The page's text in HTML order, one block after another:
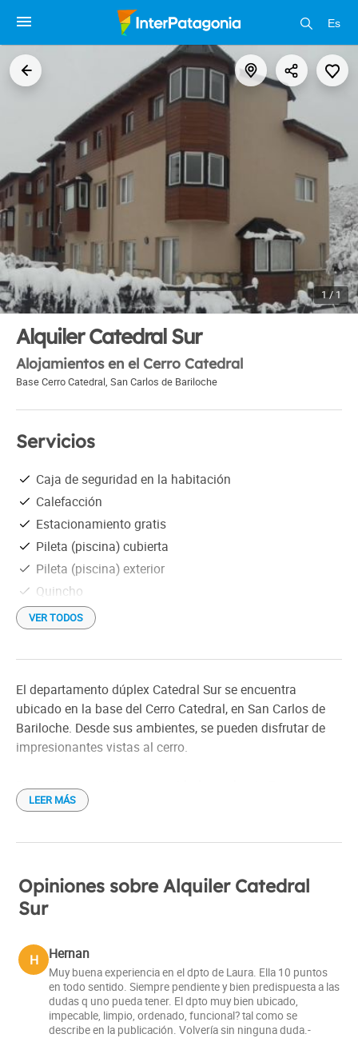
Es
1 / 1
Alquiler Catedral Sur
Alojamientos en el Cerro Catedral
Base Cerro Catedral, San Carlos de Bariloche
Servicios
Caja de seguridad en la habitación
Calefacción
Estacionamiento gratis
Pileta (piscina) cubierta
Pileta (piscina) exterior
Quincho
Recreación
TV satelital
Wi-Fi gratis
Distancia al aeropuerto: 35 Km
Check in: 14:00 h
Check out: 10:00 h
VER TODOS
El departamento dúplex Catedral Sur se encuentra
ubicado en la base del Cerro Catedral, en San Carlos de
Bariloche. Desde sus ambientes, se pueden disfrutar de
impresionantes vistas al cerro.
El departamento tiene capacidad para hasta 7 personas y
se distribuye de la siguiente manera:
Planta baja:
cucheta con carrito abajo.
Baño completo con ducha.
Living/comedor totalmente equipado para 7 pasajeros,
Planta alta:
Dormitorio principal con una excelente vista al cerro.
Baño con hidromasaje.
LEER MÁS
Opiniones sobre Alquiler Catedral
Sur
H Hernan
Muy buena experiencia en el dpto de Laura. Ella 10 puntos
en todo sentido. Siempre pendiente y bien predispuesta a las
dudas q uno pueda tener. El dpto muy bien ubicado,
impecable, limpio, ordenado, funcional? tal como se
describe en la publicación. Volvería sin ninguna duda.-